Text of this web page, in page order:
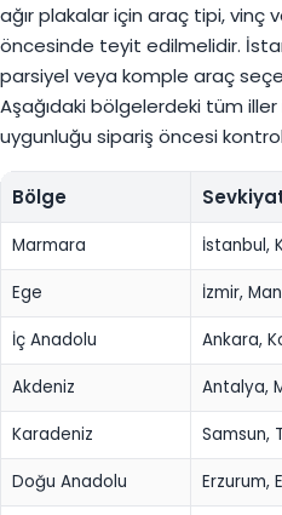
ağır plakalar için araç tipi, vinç
öncesinde teyit edilmelidir.
parsiyel veya komple araç
Aşağıdaki bölgelerdeki tüm
uygunluğu sipariş öncesi
Bölge
Marmara İstanbul,
Ege İzmir,
İç Anadolu Ankara,
Akdeniz Antalya,
Karadeniz Samsun,
Doğu Anadolu Erzurum,